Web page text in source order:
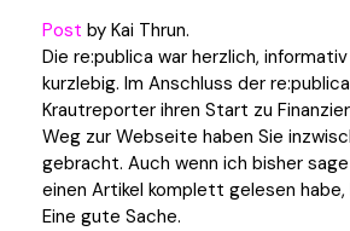
Post by Kai Thrun.
Die re:publica war herzlich,
kurzlebig. Im Anschluss der
Krautreporter ihren Start zu
Weg zur Webseite haben Sie
gebracht. Auch wenn ich bisher
einen Artikel komplett gelesen habe,
Eine gute Sache.